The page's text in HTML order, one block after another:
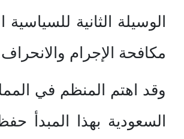
الوسيلة الثانية للسياسية
مكافحة الإجرام
وقد اهتم المنظم في
السعودية بهذا المبدأ